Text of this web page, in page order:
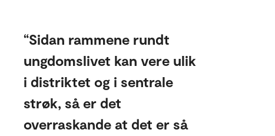
Sidan rammene rundt
ungdomslivet kan vere ulik
i distriktet og i sentrale
strøk, så er det
overraskande at det er så